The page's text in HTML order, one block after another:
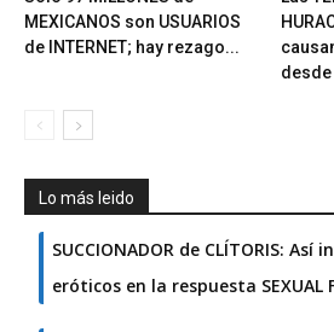
MEXICANOS son USUARIOS
de INTERNET; hay rezago...
desde
Lo más leido
SUCCIONADOR de CLÍTORIS:
eróticos en la respuesta SEXUAL